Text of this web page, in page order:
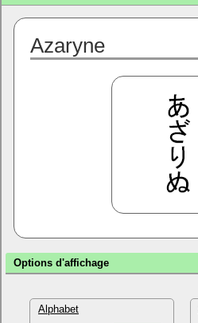
Azaryne
Options d'affichage
Alphabet